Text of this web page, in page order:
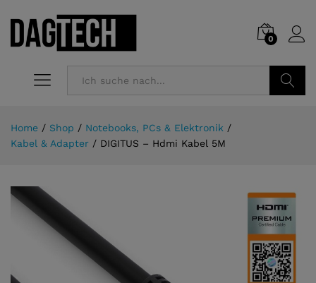
0
Home / Shop / Notebooks, PCs & Elektronik /
Kabel & Adapter / DIGITUS – Hdmi Kabel 5M